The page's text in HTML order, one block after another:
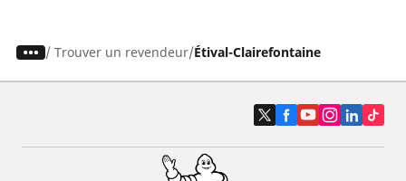
/ Trouver un revendeur Étival-Clairefontaine